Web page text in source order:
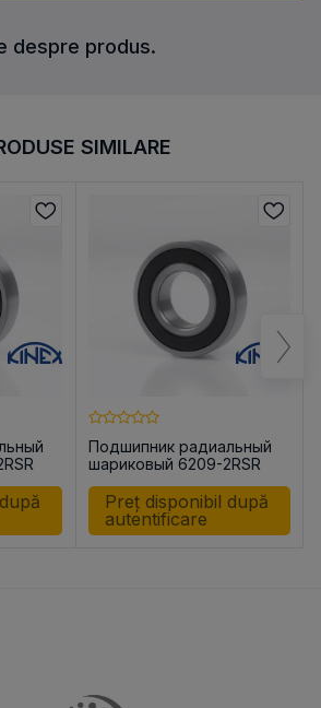
despre produs.
SIMILARE
Подшипник радиальный
шариковый 6209-2RSR
Preț disponibil după
autentificare